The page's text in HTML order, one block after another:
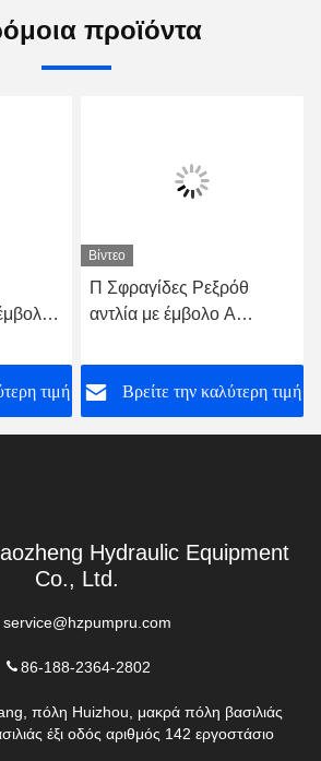
προϊόντα
τιμή
Βίντεο
Π Σφραγίδες Ρεξρόθ
αντλία με έμβολο Α
DFEH/31R-PRC12KC3 -
SO479Βρείτε την καλύτερη τιμή
Hydraulic Equipment
Co., Ltd.
service@hzpumpru.com
86-188-2364-2802
πόλη Huizhou, μακρά πόλη βασιλιάς
έξι οδός αριθμός 142 εργοστάσιο